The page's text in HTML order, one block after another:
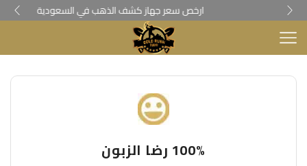
ارخص سعر جهاز كشف الذهب في السعودية
100% رضا الزبون